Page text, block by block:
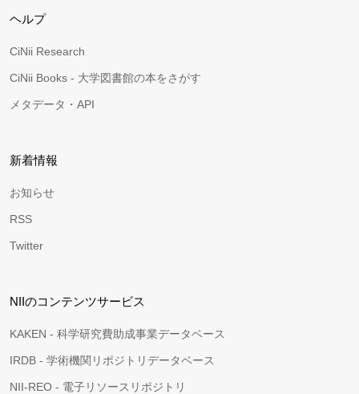
ヘルプ
CiNii Research
CiNii Books - 大学図書館の本をさがす
メタデータ・API
新着情報
お知らせ
RSS
Twitter
NIIのコンテンツサービス
KAKEN - 科学研究費助成事業データベース
IRDB - 学術機関リポジトリデータベース
NII-REO - 電子リソースリポジトリ